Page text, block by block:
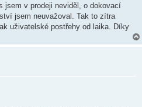
jsem v prodeji neviděl, o dokovací
jsem neuvažoval. Tak to zítra
uživatelské postřehy od laika. Díky